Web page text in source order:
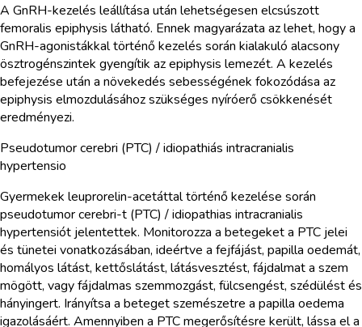
A GnRH-kezelés leállítása után lehetségesen elcsúszott
femoralis epiphysis látható. Ennek magyarázata az lehet, hogy a
GnRH-agonistákkal történő kezelés során kialakuló alacsony
ösztrogénszintek gyengítik az epiphysis lemezét. A kezelés
befejezése után a növekedés sebességének fokozódása az
epiphysis elmozdulásához szükséges nyíróerő csökkenését
eredményezi.
Pseudotumor cerebri (PTC) / idiopathiás intracranialis
hypertensio
Gyermekek leuprorelin-acetáttal történő kezelése során
pseudotumor cerebri-t (PTC) / idiopathias intracranialis
hypertensiót jelentettek. Monitorozza a betegeket a PTC jelei
és tünetei vonatkozásában, ideértve a fejfájást, papilla oedemát,
homályos látást, kettőslátást, látásvesztést, fájdalmat a szem
mögött, vagy fájdalmas szemmozgást, fülcsengést, szédülést és
hányingert. Irányítsa a beteget szemészetre a papilla oedema
igazolásáért. Amennyiben a PTC megerősítésre került, lássa el a